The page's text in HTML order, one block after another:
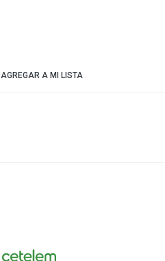
AGREGAR A MI LISTA